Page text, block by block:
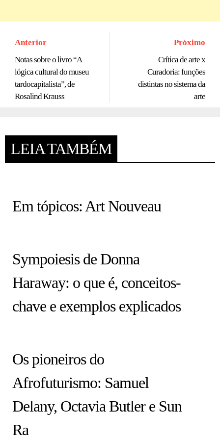
Anterior
Notas sobre o livro “A
lógica cultural do museu
tardocapitalista”, de
Rosalind Krauss
Próximo
Crítica de arte x
Curadoria: funções
distintas no sistema da
arte
LEIA TAMBÉM
Em tópicos: Art Nouveau
Sympoiesis de Donna
Haraway: o que é, conceitos-
chave e exemplos explicados
Os pioneiros do
Afrofuturismo: Samuel
Delany, Octavia Butler e Sun
Ra